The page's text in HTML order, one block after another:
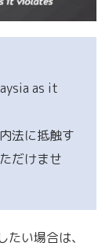
as it
法に抵触す
だけませ
い場合は、